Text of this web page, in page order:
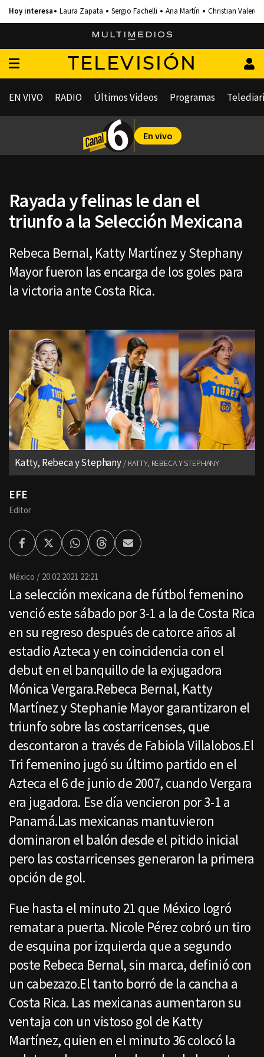
Laura Zapata Sergio Fachelli Ana Martín Christian Valero
TELEVISIÓN
EN VIVO RADIO Últimos Videos Programas
En vivo
Rayada y felinas le dan el
triunfo a la Selección Mexicana
Rebeca Bernal, Katty Martínez y Stephany
Mayor fueron las encarga de los goles para
la victoria ante Costa Rica.
Katty, Rebeca y Stephany KATTY, REBECA Y STEPHANY
EFE
Editor
FacebookTwitterWhatsappThreadsEnviar
por
México 20.02.2021 22:21
La selección mexicana de fútbol femenino
venció este sábado por 3-1 a la de Costa Rica
en su regreso después de catorce años al
estadio Azteca y en coincidencia con el
debut en el banquillo de la exjugadora
Mónica Vergara.Rebeca Bernal, Katty
Martínez y Stephanie Mayor garantizaron el
triunfo sobre las costarricenses, que
descontaron a través de Fabiola Villalobos.El
Tri femenino jugó su último partido en el
Azteca el 6 de junio de 2007, cuando Vergara
era jugadora. Ese día vencieron por 3-1 a
Panamá.Las mexicanas mantuvieron
dominaron el balón desde el pitido inicial
pero las costarricenses generaron la primera
opción de gol.
Fue hasta el minuto 21 que México logró
rematar a puerta. Nicole Pérez cobró un tiro
de esquina por izquierda que a segundo
poste Rebeca Bernal, sin marca, definió con
un cabezazo.El tanto borró de la cancha a
Costa Rica. Las mexicanas aumentaron su
ventaja con un vistoso gol de Katty
Martínez, quien en el minuto 36 colocó la